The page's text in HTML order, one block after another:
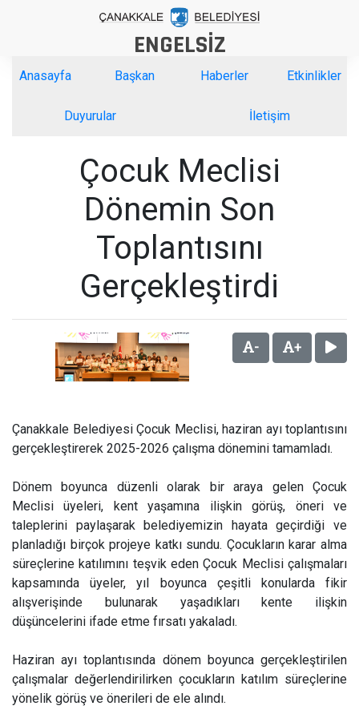
ENGELSİZ
Anasayfa Başkan Haberler Etkinlikler
Duyurular İletişim
Çocuk Meclisi
Dönemin Son
Toplantısını
Gerçekleştirdi
- +
Çanakkale Belediyesi Çocuk Meclisi, haziran ayı toplantısını
gerçekleştirerek 2025-2026 çalışma dönemini tamamladı.
Dönem boyunca düzenli olarak bir araya gelen Çocuk
Meclisi üyeleri, kent yaşamına ilişkin görüş, öneri ve
taleplerini paylaşarak belediyemizin hayata geçirdiği ve
planladığı birçok projeye katkı sundu. Çocukların karar alma
süreçlerine katılımını teşvik eden Çocuk Meclisi çalışmaları
kapsamında üyeler, yıl boyunca çeşitli konularda fikir
alışverişinde bulunarak yaşadıkları kente ilişkin
düşüncelerini ifade etme fırsatı yakaladı.
Haziran ayı toplantısında dönem boyunca gerçekleştirilen
çalışmalar değerlendirilirken çocukların katılım süreçlerine
yönelik görüş ve önerileri de ele alındı.